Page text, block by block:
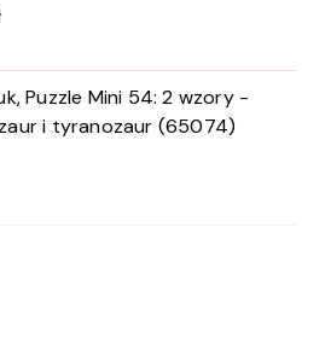
Puzzle Mini 54: 2 wzory -
i tyranozaur (65074)